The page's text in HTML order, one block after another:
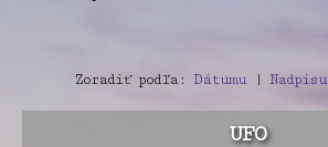
Zoradiť podľa: Dátumu | Nadpisu
UFO